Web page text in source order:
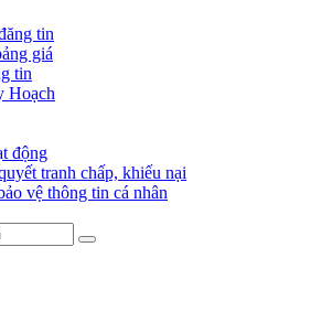
tin
giá
tin
Hoạch
động
tranh chấp, khiếu nại
vệ thông tin cá nhân